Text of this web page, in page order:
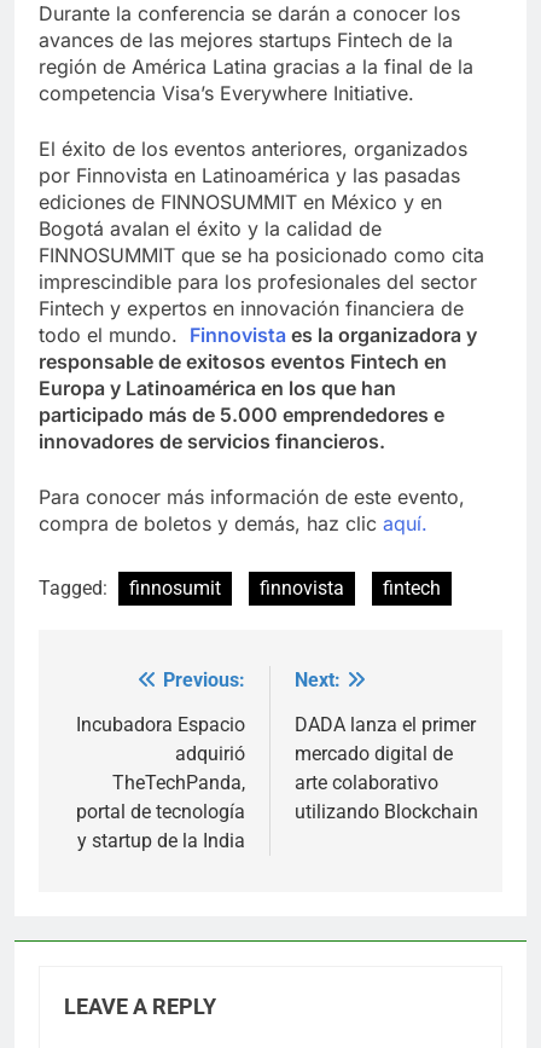
Durante la conferencia se darán a conocer los
avances de las mejores startups Fintech de la
región de América Latina gracias a la final de la
competencia Visa’s Everywhere Initiative.
El éxito de los eventos anteriores, organizados
por Finnovista en Latinoamérica y las pasadas
ediciones de FINNOSUMMIT en México y en
Bogotá avalan el éxito y la calidad de
FINNOSUMMIT que se ha posicionado como cita
imprescindible para los profesionales del sector
Fintech y expertos en innovación financiera de
todo el mundo. Finnovista es la organizadora y
responsable de exitosos eventos Fintech en
Europa y Latinoamérica en los que han
participado más de 5.000 emprendedores e
innovadores de servicios financieros.
Para conocer más información de este evento,
compra de boletos y demás, haz clic aquí.
Tagged: finnosumit finnovista fintech
navigation
Previous:
Incubadora Espacio
adquirió
TheTechPanda,
portal de tecnología
y startup de la India
Next:
DADA lanza el primer
mercado digital de
arte colaborativo
utilizando Blockchain
LEAVE A REPLY